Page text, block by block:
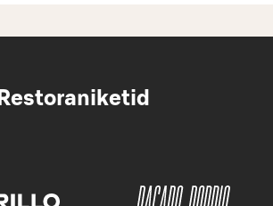
Restoraniketid